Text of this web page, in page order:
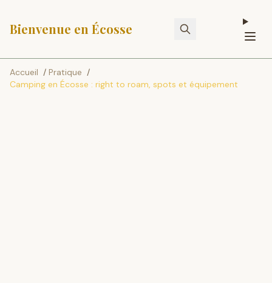
Bienvenue en Écosse
Accueil / Pratique /
Camping en Écosse : right to roam, spots et équipement